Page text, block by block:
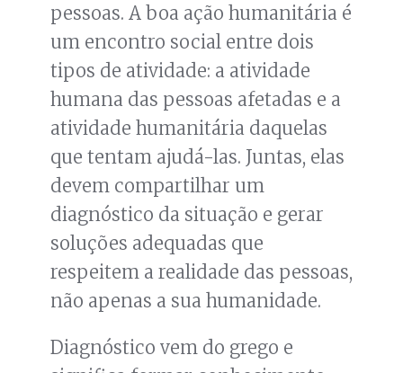
pessoas. A boa ação humanitária é
um encontro social entre dois
tipos de atividade: a atividade
humana das pessoas afetadas e a
atividade humanitária daquelas
que tentam ajudá-las. Juntas, elas
devem compartilhar um
diagnóstico da situação e gerar
soluções adequadas que
respeitem a realidade das pessoas,
não apenas a sua humanidade.
Diagnóstico vem do grego e